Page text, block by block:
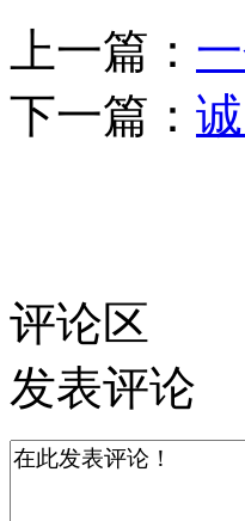
上一篇：
下一篇：
评论区
发表评论